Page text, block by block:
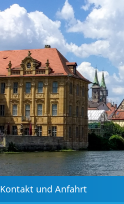
Kontakt und Anfahrt